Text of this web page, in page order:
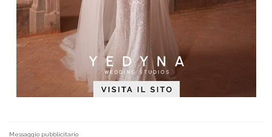
Messaggio pubblicitario